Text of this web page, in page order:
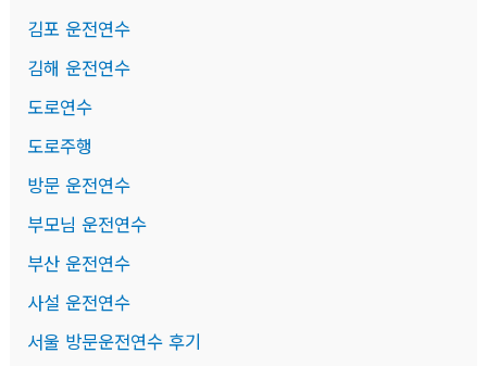
김포 운전연수
김해 운전연수
도로연수
도로주행
방문 운전연수
부모님 운전연수
부산 운전연수
사설 운전연수
서울 방문운전연수 후기